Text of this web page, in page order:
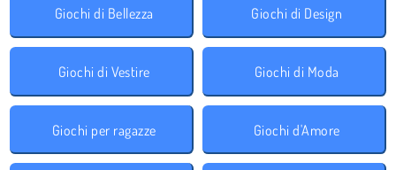
Giochi di Bellezza Giochi di Design
Giochi di Vestire Giochi di Moda
Giochi per ragazze Giochi d'Amore